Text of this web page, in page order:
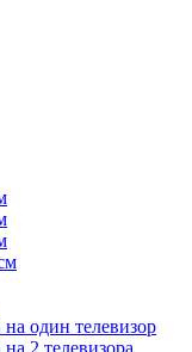
один телевизор
2 телевизора